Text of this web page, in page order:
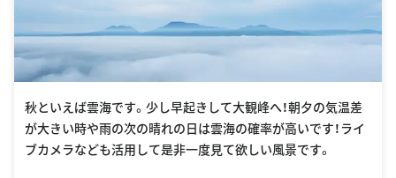
秋といえば雲海です。少し早起きして大観峰へ！朝夕の気温差
が大きい時や雨の次の晴れの日は雲海の確率が高いです！ライ
ブカメラなども活用して是非一度見て欲しい風景です。